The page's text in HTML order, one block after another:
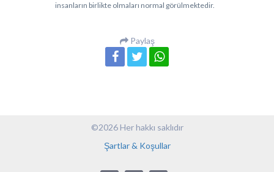
insanların birlikte olmaları normal görülmektedir.
Paylaş
©2026 Her hakkı saklıdır
Şartlar & Koşullar